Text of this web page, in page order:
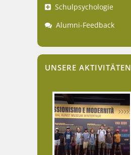
Schulpsychologie
Alumni-Feedback
UNSERE AKTIVITÄTEN